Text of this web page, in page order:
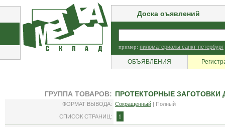
Доска оъявлений
пример: пиломатериалы санкт-петербург
ОБЪЯВЛЕНИЯ
ГРУППА ТОВАРОВ: ПРОТЕКТОРНЫЕ
ФОРМАТ ВЫВОДА: Сокращенный | Полный
СПИСОК СТРАНИЦ: 1